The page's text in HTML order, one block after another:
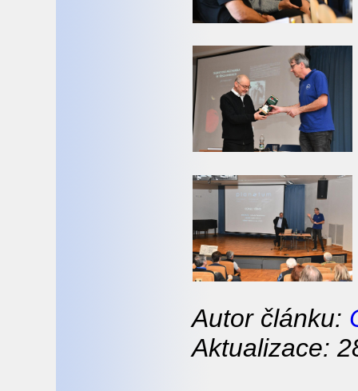
Autor článku:
Aktualizace: